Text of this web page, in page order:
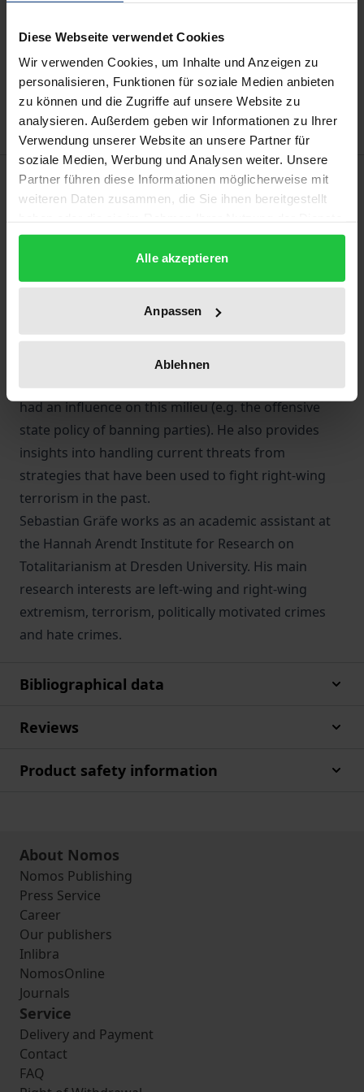
Diese Webseite verwendet Cookies
Wir verwenden Cookies, um Inhalte und Anzeigen zu
personalisieren, Funktionen für soziale Medien anbieten
zu können und die Zugriffe auf unsere Website zu
analysieren. Außerdem geben wir Informationen zu Ihrer
Verwendung unserer Website an unsere Partner für
soziale Medien, Werbung und Analysen weiter. Unsere
Partner führen diese Informationen möglicherweise mit
weiteren Daten zusammen, die Sie ihnen bereitgestellt
gesammelt haben.
Alle akzeptieren
Anpassen
Ablehnen
Add to Cart
Add to Wish List
Delivery cost notice
Description
Socialist Underground’ (NSU), with other groups
that have existed since the late 1960s. It focuses on
the ideology, structures and strategical action of 12
groups. Furthermore, the author reveals the
evolution of right-wing terrorism in Germany and a
wide range of internal and external criteria that have
had an influence on this milieu (e.g. the offensive
state policy of banning parties). He also provides
insights into handling current threats from
strategies that have been used to fight right-wing
terrorism in the past.
Sebastian Gräfe works as an academic assistant at
the Hannah Arendt Institute for Research on
Totalitarianism at Dresden University. His main
research interests are left-wing and right-wing
extremism, terrorism, politically motivated crimes
and hate crimes.
Bibliographical data
Reviews
Product safety information
About Nomos
Nomos Publishing
Press Service
Career
Our publishers
Inlibra
NomosOnline
Journals
Service
Delivery and Payment
Contact
FAQ